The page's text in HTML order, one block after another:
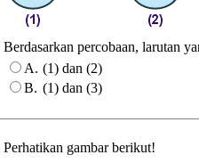
Berdasarkan percobaan, larutan
A. (1) dan (2)
B. (1) dan (3)
Perhatikan gambar berikut!